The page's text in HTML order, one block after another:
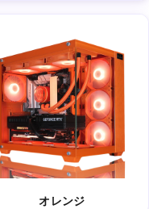
オレンジ